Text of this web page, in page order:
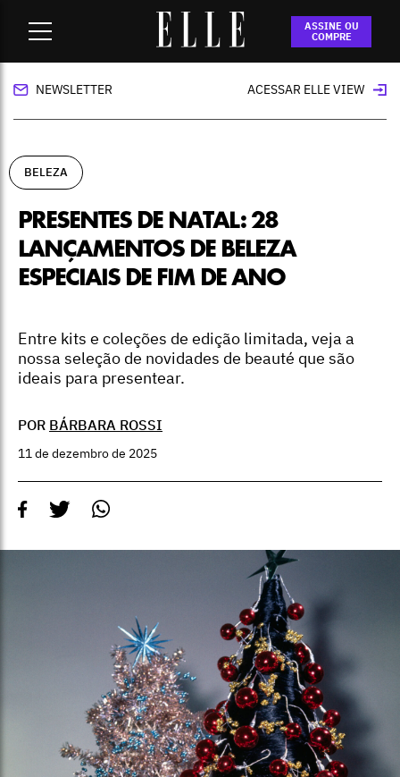
ASSINE OU
COMPRE
Presentes de Natal: 28 lançamentos de
beleza especiais de fim de ano
NEWSLETTER ACESSAR ELLE VIEW
BELEZA
PRESENTES DE NATAL: 28
LANÇAMENTOS DE BELEZA
ESPECIAIS DE FIM DE ANO
Entre kits e coleções de edição limitada, veja a
nossa seleção de novidades de beauté que são
ideais para presentear.
POR BÁRBARA ROSSI
11 de dezembro de 2025